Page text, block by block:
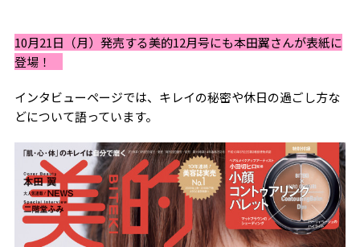
10月21日（月）発売する美的12月号にも本田翼さんが表紙に
登場！
インタビューページでは、キレイの秘密や休日の過ごし方な
どについて語っています。